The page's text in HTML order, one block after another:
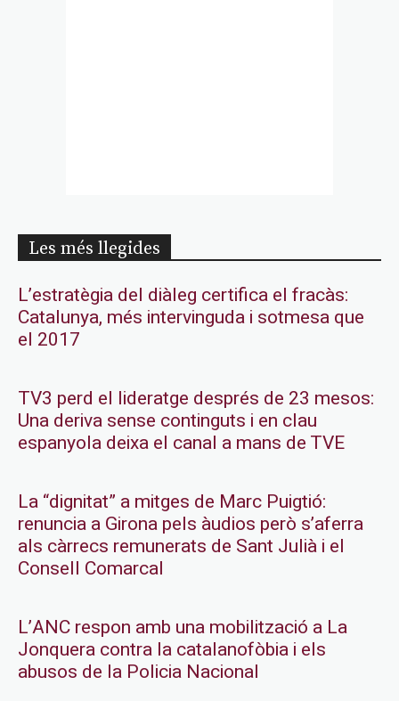
Les més llegides
L’estratègia del diàleg certifica el fracàs:
Catalunya, més intervinguda i sotmesa que
el 2017
TV3 perd el lideratge després de 23 mesos:
Una deriva sense continguts i en clau
espanyola deixa el canal a mans de TVE
La “dignitat” a mitges de Marc Puigtió:
renuncia a Girona pels àudios però s’aferra
als càrrecs remunerats de Sant Julià i el
Consell Comarcal
L’ANC respon amb una mobilització a La
Jonquera contra la catalanofòbia i els
abusos de la Policia Nacional